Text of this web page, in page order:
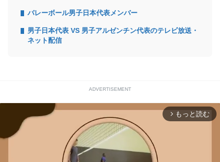
バレーボール男子日本代表メンバー
男子日本代表 VS 男子アルゼンチン代表のテレビ放送・
ネット配信
ADVERTISEMENT
arrow_forward_ios もっと読む